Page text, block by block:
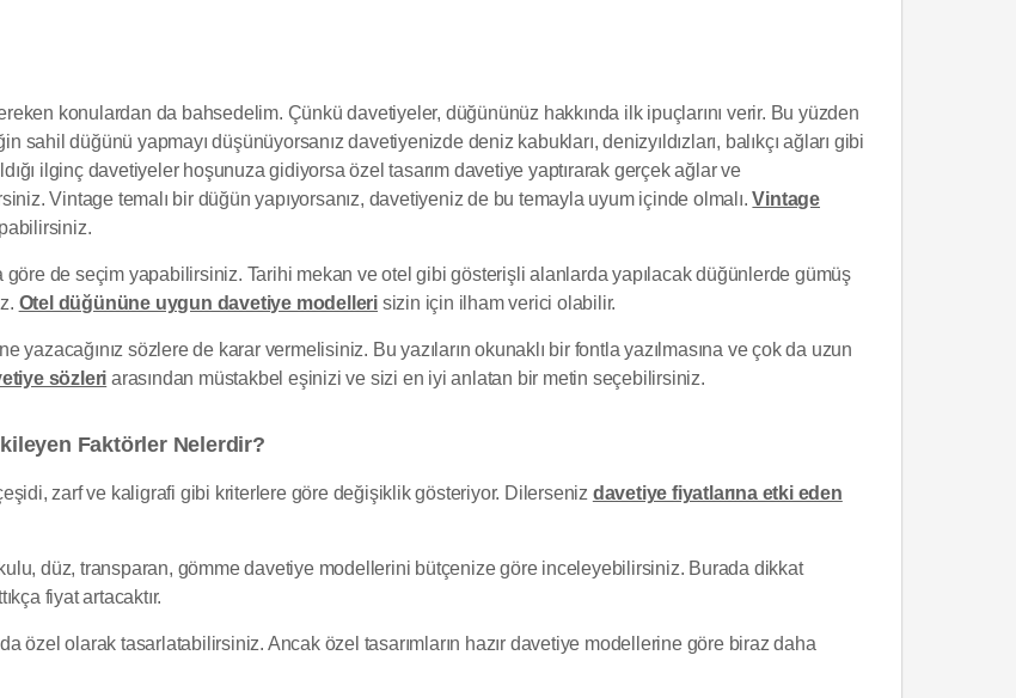
konulardan da bahsedelim. Çünkü davetiyeler, düğününüz hakkında ilk ipuçlarını verir. Bu yüzden
sahil düğünü yapmayı düşünüyorsanız davetiyenizde deniz kabukları, denizyıldızları, balıkçı ağları gibi
ilginç davetiyeler hoşunuza gidiyorsa özel tasarım davetiye yaptırarak gerçek ağlar ve
Vintage temalı bir düğün yapıyorsanız, davetiyeniz de bu temayla uyum içinde olmalı.Vintage
göre de seçim yapabilirsiniz. Tarihi mekan ve otel gibi gösterişli alanlarda yapılacak düğünlerde gümüş
Otel düğününe uygun davetiye modelleri sizin için ilham verici olabilir.
sözlere de karar vermelisiniz. Bu yazıların okunaklı bir fontla yazılmasına ve çok da uzun
sözleri arasından müstakbel eşinizi ve sizi en iyi anlatan bir metin seçebilirsiniz.
Faktörler Nelerdir?
zarf ve kaligrafi gibi kriterlere göre değişiklik gösteriyor. Dilerseniz davetiye fiyatlarına etki eden
düz, transparan, gömme davetiye modellerini bütçenize göre inceleyebilirsiniz. Burada dikkat
fiyat artacaktır.
özel olarak tasarlatabilirsiniz. Ancak özel tasarımların hazır davetiye modellerine göre biraz daha